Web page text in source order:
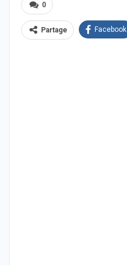
0
Partage Facebook